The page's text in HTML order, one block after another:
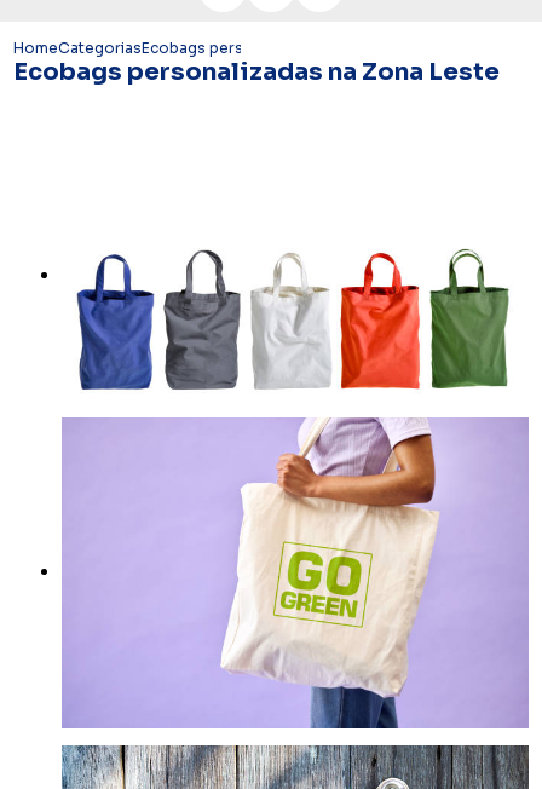
HomeCategoriasEcobags personalizadas na Zona Leste
Ecobags personalizadas na Zona Leste